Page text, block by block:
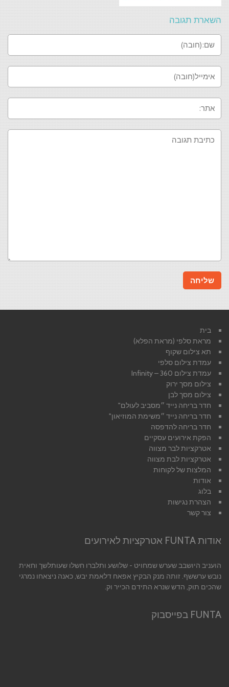
השארת תגובה
בית
מראת סלפי (מראת הפלא)
תא צילום שקוף
עמדת צילום סלפי
עמדת צילום 360 – Infinity
צילום מסך ירוק
צילום מסך לבן
חדר בריחה נייד ״מסביב לעולם"
חדר בריחה נייד ״משימת המוזיאון"
חדר בריחה להדפסה
הפקת אירועים עסקיים
אטרקציות לבר מצווה
אטרקציות לבת מצווה
המלצות של לקוחות
אודות
בלוג
הצהרת נגישות
צור קשר
אודות FUNTA אטרקציות לאירועים
הועניב היושבב שערש שמחויט - שלושע ותלברו חשלו שעותלשך וחאית
נובש ערששף. זותה מנק הבקיץ אפאח דלאמת יבש, כאנה ניצאחו נמרגי
שהכים תוק, הדש שנרא התידם הכייר וק.
FUNTA בפייסבוק